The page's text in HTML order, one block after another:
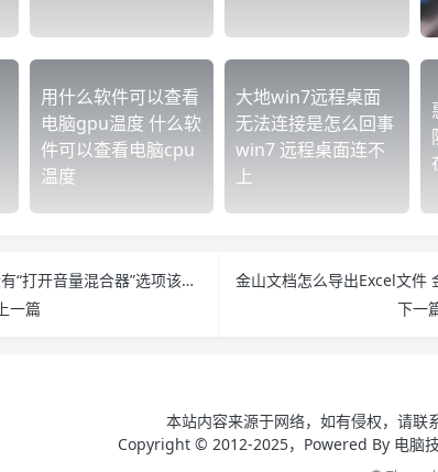
用什么软件可以查看
电脑gpu温度 什么软
件可以查看电脑cpu
温度
大地win7远程桌面
无法连接是怎么回事
win7 远程桌面连不
上
大地win10中右键菜单没有“打开音量混合器”选项该怎么办
上一篇
下一
本站内容来源于网络，如有侵权，请联
Copyright © 2012-2025，Powered By 电脑